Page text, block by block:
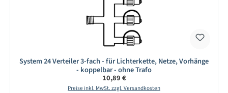
System 24 Verteiler 3-fach - für Lichterkette, Netze, Vorhänge
- koppelbar - ohne Trafo
Regulärer Preis:
10,89 €
Preise inkl. MwSt. zzgl. Versandkosten